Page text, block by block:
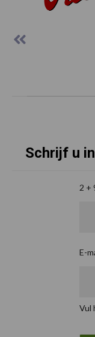
Schrijf u
2 +
E-
Vul